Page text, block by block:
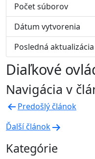
Počet súborov
Dátum vytvorenia
Posledná aktualizácia
Diaľkové
Navigácia v
Predošlý článok
Ďalší článok
Kategórie